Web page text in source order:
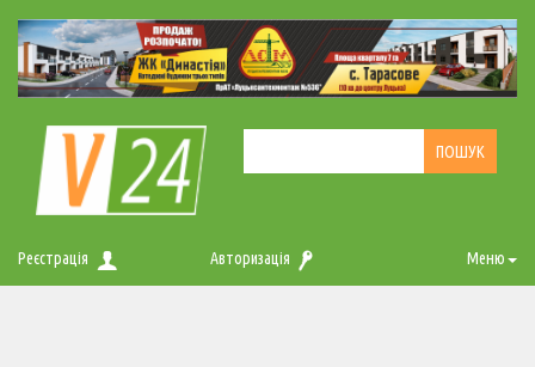
Реєстрація Авторизація Меню